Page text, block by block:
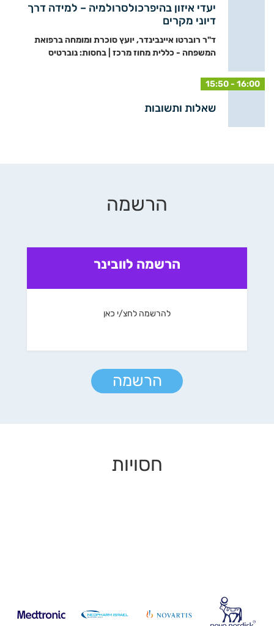
יעדי איזון בהיפרכולסרולמיה – למידה דרך
דיוני מקרים
ד"ר רוברטו איינבינדר, יועץ סוכרת ומומחה ברפואת
המשפחה - כללית מחוז מרכז | בחסות: נוברטיס
15:50 - 16:00
שאלות ותשובות
הרשמה
הרשמה לוובינר
להרשמה לחצ/י כאן
הרשמה
חסויות